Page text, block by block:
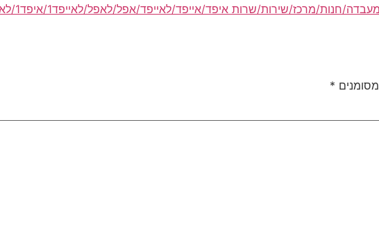
חנות/מרכז/שירות/שרות איפד/אייפד/לאייפד/אפל/לאפל/לאייפד1/איפד1/לאיפד1/אייפד1/1/אחד
*